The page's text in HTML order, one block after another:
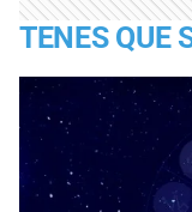
TENES QUE